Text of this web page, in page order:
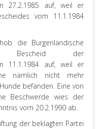
27.2.1985 auf, weil er
vom 11.1.1984
die Burgenländische
Bescheid der
11.1.1984 auf, weil er
nämlich nicht mehr
befänden. Eine von
Beschwerde wies der
vom 20.2.1990 ab.
der beklagten Partei